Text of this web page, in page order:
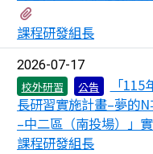
課程研發組長
2026-07-17
校外研習 公告
「
長研習實施計畫–夢的
–中二區（南投場）」
課程研發組長